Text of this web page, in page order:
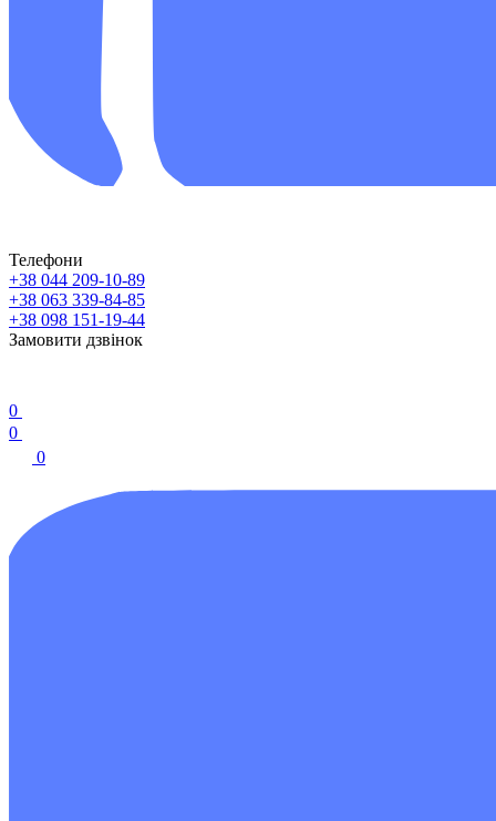
Телефони
+38 044 209-10-89
+38 063 339-84-85
+38 098 151-19-44
Замовити дзвінок
0
0
0